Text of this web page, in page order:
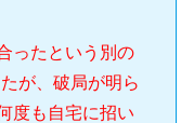
ったという別の
が、破局が明ら
度も自宅に招い